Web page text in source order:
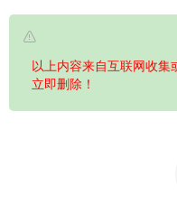
以上内容来自互联网收集
立即删除！